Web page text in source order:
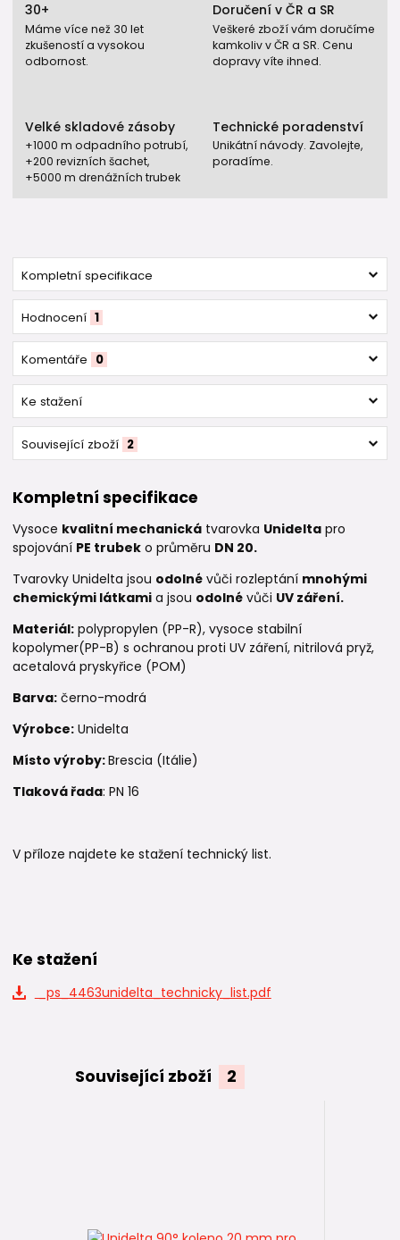
30+
Máme více než 30 let
zkušeností a vysokou
odbornost.
Doručení v ČR a SR
Veškeré zboží vám doručíme
kamkoliv v ČR a SR. Cenu
dopravy víte ihned.
Velké skladové zásoby
+1000 m odpadního potrubí,
+200 revizních šachet,
+5000 m drenážních trubek
Technické poradenství
Unikátní návody. Zavolejte,
poradíme.
Kompletní specifikace
Hodnocení 1
Komentáře 0
Ke stažení
Související zboží 2
Kompletní specifikace
Vysoce kvalitní mechanická tvarovka Unidelta pro
spojování PE trubek o průměru DN 20.
Tvarovky Unidelta jsou odolné vůči rozleptání mnohými
chemickými látkami a jsou odolné vůči UV záření.
Materiál: polypropylen (PP-R), vysoce stabilní
kopolymer(PP-B) s ochranou proti UV záření, nitrilová pryž,
acetalová pryskyřice (POM)
Barva: černo-modrá
Výrobce: Unidelta
Místo výroby:Brescia (Itálie)
Tlaková řada: PN 16
V příloze najdete ke stažení technický list.
Ke stažení
_ps_4463unidelta_technicky_list.pdf
Související zboží 2